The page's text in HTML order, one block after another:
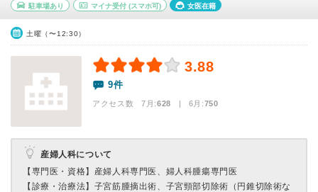
駐車場あり マイナ受付(スマホ可) 女医在籍
土曜（〜12:30）
3.88
9件
アクセス数 7月:628 | 6月:750
産婦人科について
【専門医・資格】 産婦人科専門医、婦人科腫瘍専門医
【診療・治療法】 子宮筋腫摘出術、子宮頸部切除術（円錐切除術な